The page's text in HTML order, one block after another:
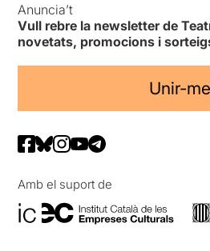
Anuncia’t
Vull rebre la newsletter de
novetats, promocions i
Unir-me
Amb el suport de